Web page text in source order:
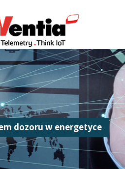
dozoru w energetyce